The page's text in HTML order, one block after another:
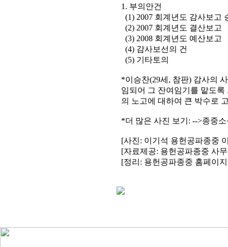
1. 부의안건
(1) 2007 회계년도 감사보고
(2) 2007 회계년도 결산보고
(3) 2008 회계년도 예산보고
(4) 감사보선의 건
(5) 기타토의
*이승찬(29세, 참판) 감사의
임되어 그 잔여임기를 맡도
의 노고에 대하여 큰 박수로
*더 많은 사진 보기: -->종중
[사진: 이기석 용헌공파종중
[자료제공: 용헌공파종중 사
[정리: 용헌공파종중 홈페이